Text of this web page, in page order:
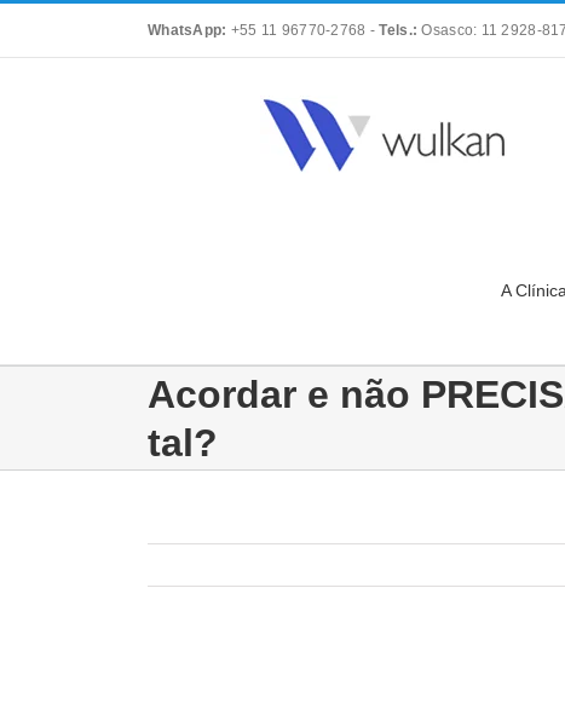
WhatsApp: +55 11 96770-2768 -Tels.: Osasco: 11 2928-
A Clínica
Acordar e não
tal?